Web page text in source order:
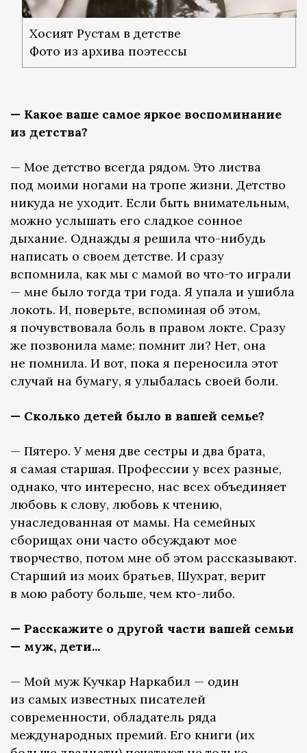
Хосият Рустам в детстве
Фото из архива поэтессы
— Какое ваше самое яркое воспоминание
из детства?
— Мое детство всегда рядом. Это листва
под моими ногами на тропе жизни. Детство
никуда не уходит. Если быть внимательным,
можно услышать его сладкое сонное
дыхание. Однажды я решила что-нибудь
написать о своем детстве. И сразу
вспомнила, как мы с мамой во что-то играли
— мне было тогда три года. Я упала и ушибла
локоть. И, поверьте, вспоминая об этом,
я почувствовала боль в правом локте. Сразу
же позвонила маме: помнит ли? Нет, она
не помнила. И вот, пока я переносила этот
случай на бумагу, я улыбалась своей боли.
— Сколько детей было в вашей семье?
— Пятеро. У меня две сестры и два брата,
я самая старшая. Профессии у всех разные,
однако, что интересно, нас всех объединяет
любовь к слову, любовь к чтению,
унаследованная от мамы. На семейных
сборищах они часто обсуждают мое
творчество, потом мне об этом рассказывают.
Старший из моих братьев, Шухрат, верит
в мою работу больше, чем кто-либо.
— Расскажите о другой части вашей семьи
— муж, дети...
— Мой муж Кучкар Наркабил — один
из самых известных писателей
современности, обладатель ряда
международных премий. Его книги (их